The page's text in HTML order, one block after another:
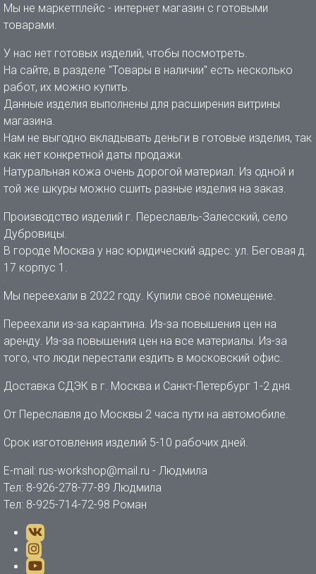
Мы не маркетплейс - интернет магазин с готовыми
товарами.
У нас нет готовых изделий, чтобы посмотреть.
На сайте, в разделе "Товары в наличии" есть несколько
работ, их можно купить.
Данные изделия выполнены для расширения витрины
магазина.
Нам не выгодно вкладывать деньги в готовые изделия, так
как нет конкретной даты продажи.
Натуральная кожа очень дорогой материал. Из одной и
той же шкуры можно сшить разные изделия на заказ.
Производство изделий г. Переславль-Залесский, село
Дубровицы.
В городе Москва у нас юридический адрес: ул. Беговая д.
17 корпус 1.
Мы переехали в 2022 году. Купили своё помещение.
Переехали из-за карантина. Из-за повышения цен на
аренду. Из-за повышения цен на все материалы. Из-за
того, что люди перестали ездить в московский офис.
Доставка СДЭК в г. Москва и Санкт-Петербург 1-2 дня.
От Переславля до Москвы 2 часа пути на автомобиле.
Срок изготовления изделий 5-10 рабочих дней.
E-mail: rus-workshop@mail.ru - Людмила
Тел: 8-926-278-77-89 Людмила
Тел: 8-925-714-72-98 Роман